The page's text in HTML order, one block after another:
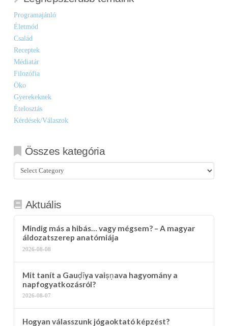
Programajánló
Életmód
Család
Receptek
Médiatár
Filozófia
Öko
Gyerekeknek
Ételosztás
Kérdések/Válaszok
Összes kategória
Összes
kategória
Aktuális
Mindig más a hibás… vagy mégsem? – A magyar
áldozatszerep anatómiája
2026-08-08
Mit tanít a Gauḍīya vaiṣṇava hagyomány a
napfogyatkozásról?
2026-08-07
Hogyan válasszunk jógaoktató képzést?